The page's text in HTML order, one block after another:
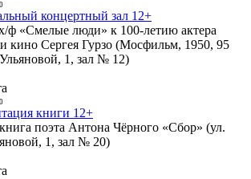
концертный зал 12+
ф «Смелые люди» к 100-летию актера
и кино Сергея Гурзо (Мосфильм, 1950, 95
1, зал № 12)
книги 12+
поэта Антона Чёрного «Сбор» (ул.
1, зал № 20)